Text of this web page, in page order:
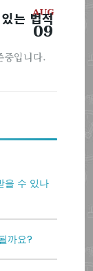
AUG
09
는 법적
중입니다.
을 수 있나
까요?